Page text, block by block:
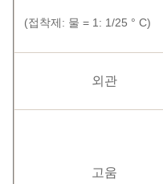
(접착제: 물 = 1: 1/25 ° C)
외관
고움